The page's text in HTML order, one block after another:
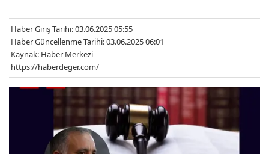
Haber Giriş Tarihi: 03.06.2025 05:55
Haber Güncellenme Tarihi: 03.06.2025 06:01
Kaynak: Haber Merkezi
https://haberdeger.com/